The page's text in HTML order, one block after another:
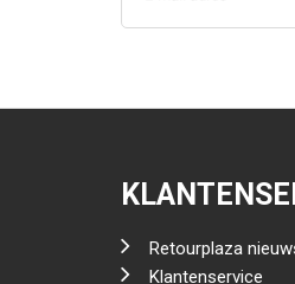
Retourplaza
Klantenservice